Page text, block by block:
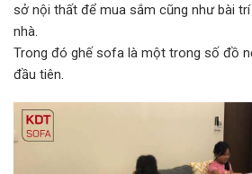
sở nội thất để mua sắm cũng như bài
nhà.
Trong đó ghế sofa là một trong số đồ
đầu tiên.